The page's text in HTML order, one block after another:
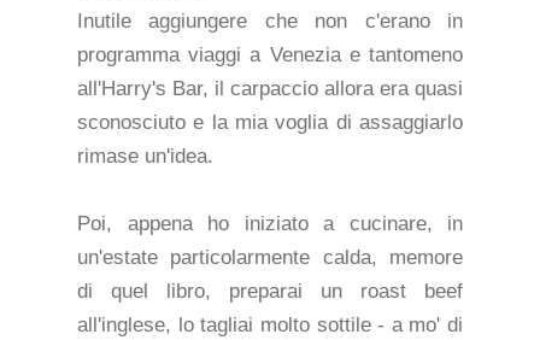
Inutile aggiungere che non c'erano in
programma viaggi a Venezia e tantomeno
all'Harry's Bar, il carpaccio allora era quasi
sconosciuto e la mia voglia di assaggiarlo
rimase un'idea.
Poi, appena ho iniziato a cucinare, in
un'estate particolarmente calda, memore
di quel libro, preparai un roast beef
all'inglese, lo tagliai molto sottile - a mo' di